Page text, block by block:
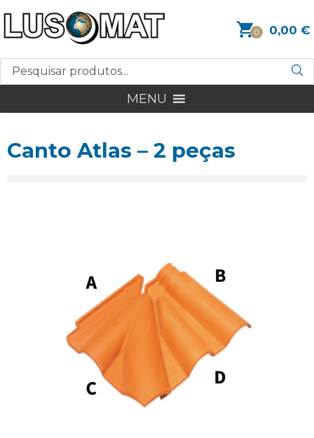
0 0,00 €
MENU
Canto Atlas – 2 peças